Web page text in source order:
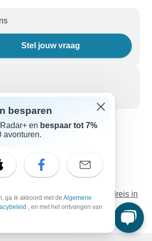
Stel jouw vraag
876
reis: Vietnam & Cambodja rondreis in
besparen
en bespaar tot 7%
avonturen.
ga ik akkoord met de Algemene
, en met het ontvangen van